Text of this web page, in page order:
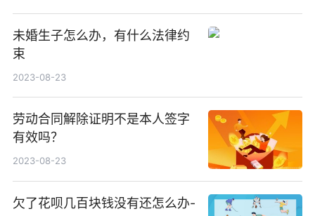
未婚生子怎么办，有什么法律约
束
2023-08-23
劳动合同解除证明不是本人签字
有效吗？
2023-08-23
欠了花呗几百块钱没有还怎么办-